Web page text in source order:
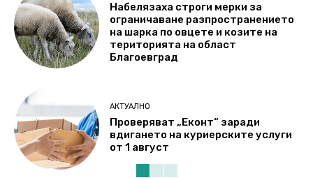
Набелязаха строги мерки за
ограничаване разпространението
на шарка по овцете и козите на
територията на област
Благоевград
АКТУАЛНО
Проверяват „Еконт“ заради
вдигането на куриерските услуги
от 1 август